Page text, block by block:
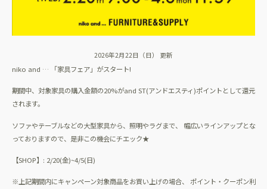
2026年2月22日（日） 更新
niko and … 「家具フェア」がスタート!
期間中、対象家具の購入金額の20%がand ST(アンドエスティ)ポイントとして還元
されます。
ソファやテーブルなどの大型家具から、照明やラグまで、 幅広いラインアップとな
っておりますので、是非この機会にチエック★
【SHOP】: 2/20(金)~4/5(日)
※上記期間内にキャンペーン対象商品をお買い上げの場合、 ポイント・クーポン利